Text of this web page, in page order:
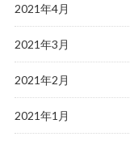
2021年4月
2021年3月
2021年2月
2021年1月